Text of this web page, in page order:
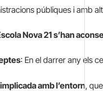
públiques i amb
Nova 21 s’han
: En el darrer any els
amb l’entorn,